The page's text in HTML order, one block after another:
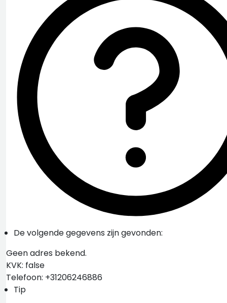
De volgende gegevens zijn gevonden:
Geen adres bekend.
KVK: false
Telefoon: +31206246886
Tip